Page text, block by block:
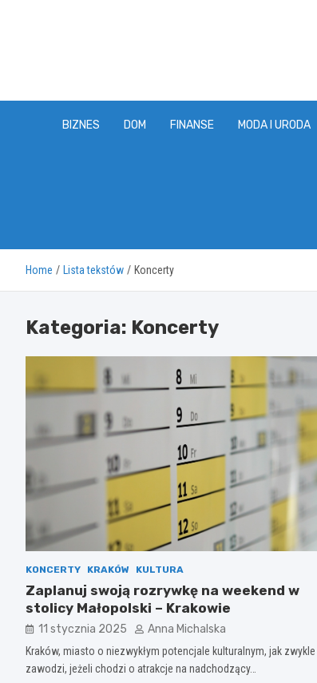
BIZNES DOM FINANSE MODA I URODA
Home Lista tekstów Koncerty
Kategoria: Koncerty
KONCERTY KRAKÓW KULTURA
Zaplanuj swoją rozrywkę na weekend w
stolicy Małopolski – Krakowie
11 stycznia 2025 Anna Michalska
Kraków, miasto o niezwykłym potencjale kulturalnym, jak zwykle
zawodzi, jeżeli chodzi o atrakcje na nadchodzący…